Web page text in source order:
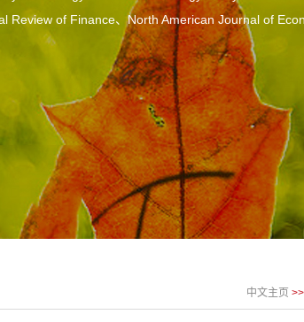
Review of Finance、North American Journal of
中文主页 >>